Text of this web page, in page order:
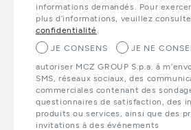
informations demandés. Pour
plus d’informations, veuillez
confidentialité
JE CONSENS
JE NE
autoriser MCZ GROUP S.p.a. à
SMS, réseaux sociaux, des
commerciales contenant des
questionnaires de satisfaction, des
produits ou services, ainsi que des
invitations à des événements